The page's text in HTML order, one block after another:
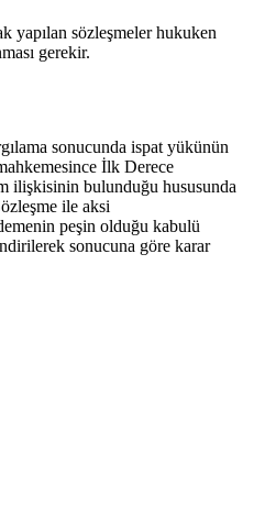
yapılan sözleşmeler hukuken
gerekir.
sonucunda ispat yükünün
İlk Derece
ilişkisinin bulunduğu hususunda
ile aksi
peşin olduğu kabulü
sonucuna göre karar